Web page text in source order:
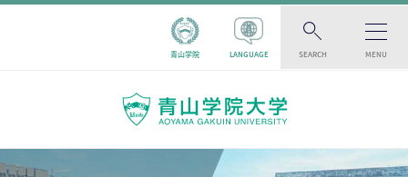
青山学院 LANGUAGE SEARCH MENU